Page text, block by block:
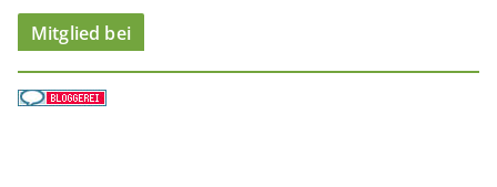
Mitglied bei